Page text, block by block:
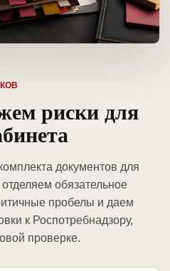
риски для
документов для
обязательное
пробелы и даем
к Роспотребнадзору,
проверке.